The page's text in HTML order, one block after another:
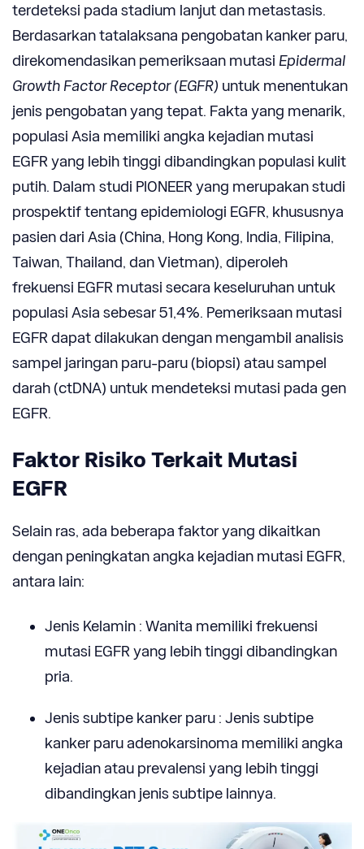
terdeteksi pada stadium lanjut dan metastasis.
Berdasarkan tatalaksana pengobatan kanker paru,
direkomendasikan pemeriksaan mutasi Epidermal
Growth Factor Receptor (EGFR) untuk menentukan
jenis pengobatan yang tepat. Fakta yang menarik,
populasi Asia memiliki angka kejadian mutasi
EGFR yang lebih tinggi dibandingkan populasi kulit
putih. Dalam studi PIONEER yang merupakan studi
prospektif tentang epidemiologi EGFR, khususnya
pasien dari Asia (China, Hong Kong, India, Filipina,
Taiwan, Thailand, dan Vietman), diperoleh
frekuensi EGFR mutasi secara keseluruhan untuk
populasi Asia sebesar 51,4%. Pemeriksaan mutasi
EGFR dapat dilakukan dengan mengambil analisis
sampel jaringan paru-paru (biopsi) atau sampel
darah (ctDNA) untuk mendeteksi mutasi pada gen
EGFR.
Faktor Risiko Terkait Mutasi
EGFR
Selain ras, ada beberapa faktor yang dikaitkan
dengan peningkatan angka kejadian mutasi EGFR,
antara lain:
Jenis Kelamin : Wanita memiliki frekuensi
mutasi EGFR yang lebih tinggi dibandingkan
pria.
Jenis subtipe kanker paru : Jenis subtipe
kanker paru adenokarsinoma memiliki angka
kejadian atau prevalensi yang lebih tinggi
dibandingkan jenis subtipe lainnya.